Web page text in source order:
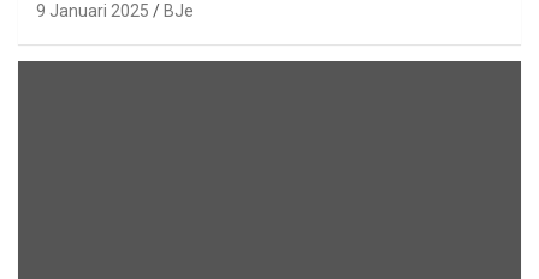
9 Januari 2025 BJe